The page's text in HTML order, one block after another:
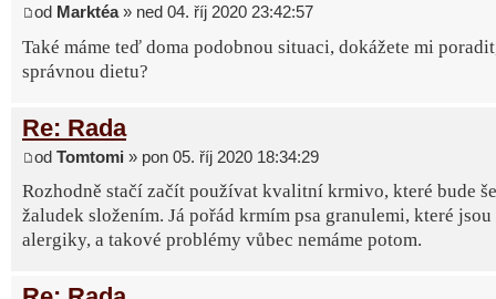
od Marktéa» ned 04. říj 2020 23:42:57
Také máme teď doma podobnou situaci, dokážete mi
správnou dietu?
Re: Rada
od Tomtomi » pon 05. říj 2020 18:34:29
Rozhodně stačí začít používat kvalitní krmivo, které bude
žaludek složením. Já pořád krmím psa granulemi, které
alergiky, a takové problémy vůbec nemáme potom.